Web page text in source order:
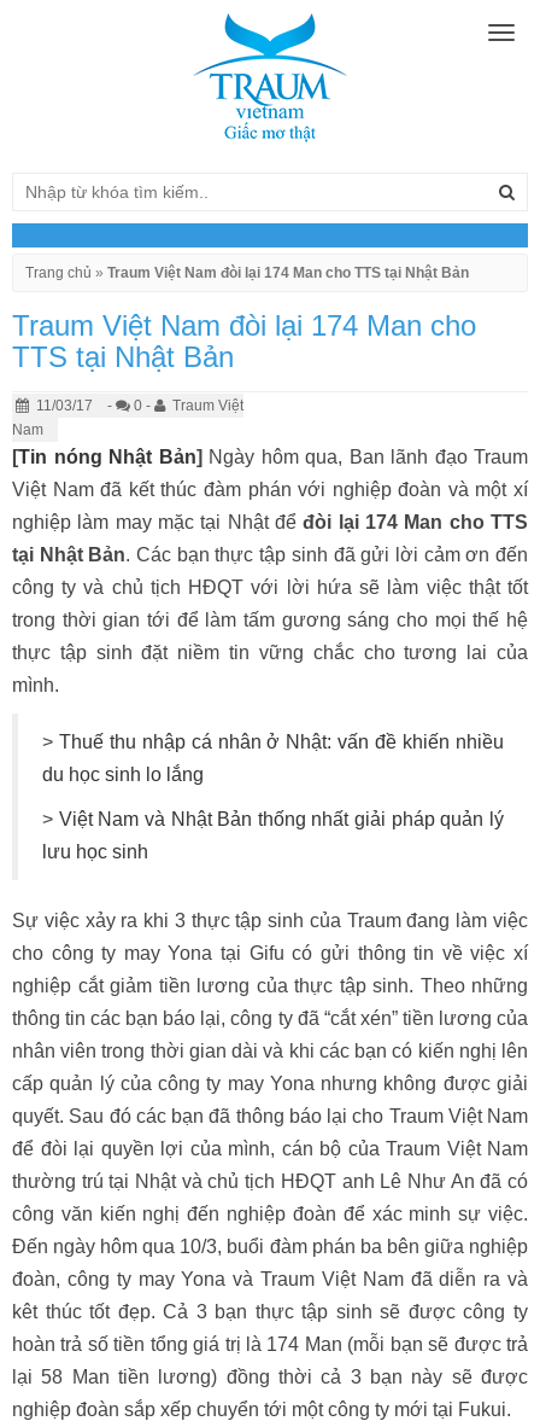
Trang chủ » Traum Việt Nam đòi lại 174 Man cho TTS tại Nhật Bản
Traum Việt Nam đòi lại 174 Man cho
TTS tại Nhật Bản
11/03/17 - 0 -
Traum Việt
Nam
[Tin nóng Nhật Bản] Ngày hôm qua, Ban lãnh đạo Traum
Việt Nam đã kết thúc đàm phán với nghiệp đoàn và một xí
nghiệp làm may mặc tại Nhật đểđòi lại 174 Man cho TTS
tại Nhật Bản. Các bạn thực tập sinh đã gửi lời cảm ơn đến
công ty và chủ tịch HĐQT với lời hứa sẽ làm việc thật tốt
trong thời gian tới để làm tấm gương sáng cho mọi thế hệ
thực tập sinh đặt niềm tin vững chắc cho tương lai của
mình.
> Thuế thu nhập cá nhân ở Nhật: vấn đề khiến nhiều
du học sinh lo lắng
> Việt Nam và Nhật Bản thống nhất giải pháp quản lý
lưu học sinh
Sự việc xảy ra khi 3 thực tập sinh của Traum đang làm việc
cho công ty may Yona tại Gifu có gửi thông tin về việc xí
nghiệp cắt giảm tiền lương của thực tập sinh. Theo những
thông tin các bạn báo lại, công ty đã “cắt xén” tiền lương của
nhân viên trong thời gian dài và khi các bạn có kiến nghị lên
cấp quản lý của công ty may Yona nhưng không được giải
quyết. Sau đó các bạn đã thông báo lại cho Traum Việt Nam
để đòi lại quyền lợi của mình, cán bộ của Traum Việt Nam
thường trú tại Nhật và chủ tịch HĐQT anh Lê Như An đã có
công văn kiến nghị đến nghiệp đoàn để xác minh sự việc.
Đến ngày hôm qua 10/3, buổi đàm phán ba bên giữa nghiệp
đoàn, công ty may Yona và Traum Việt Nam đã diễn ra và
kêt thúc tốt đẹp. Cả 3 bạn thực tập sinh sẽ được công ty
hoàn trả số tiền tổng giá trị là 174 Man (mỗi bạn sẽ được trả
lại 58 Man tiền lương) đồng thời cả 3 bạn này sẽ được
nghiệp đoàn sắp xếp chuyển tới một công ty mới tại Fukui.